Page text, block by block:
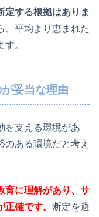
定する根拠はありま
、平均より恵まれた
。
妥当な理由
を支える環境があ
のある環境だと考え
育に理解があり、サ
確です。
断定を避